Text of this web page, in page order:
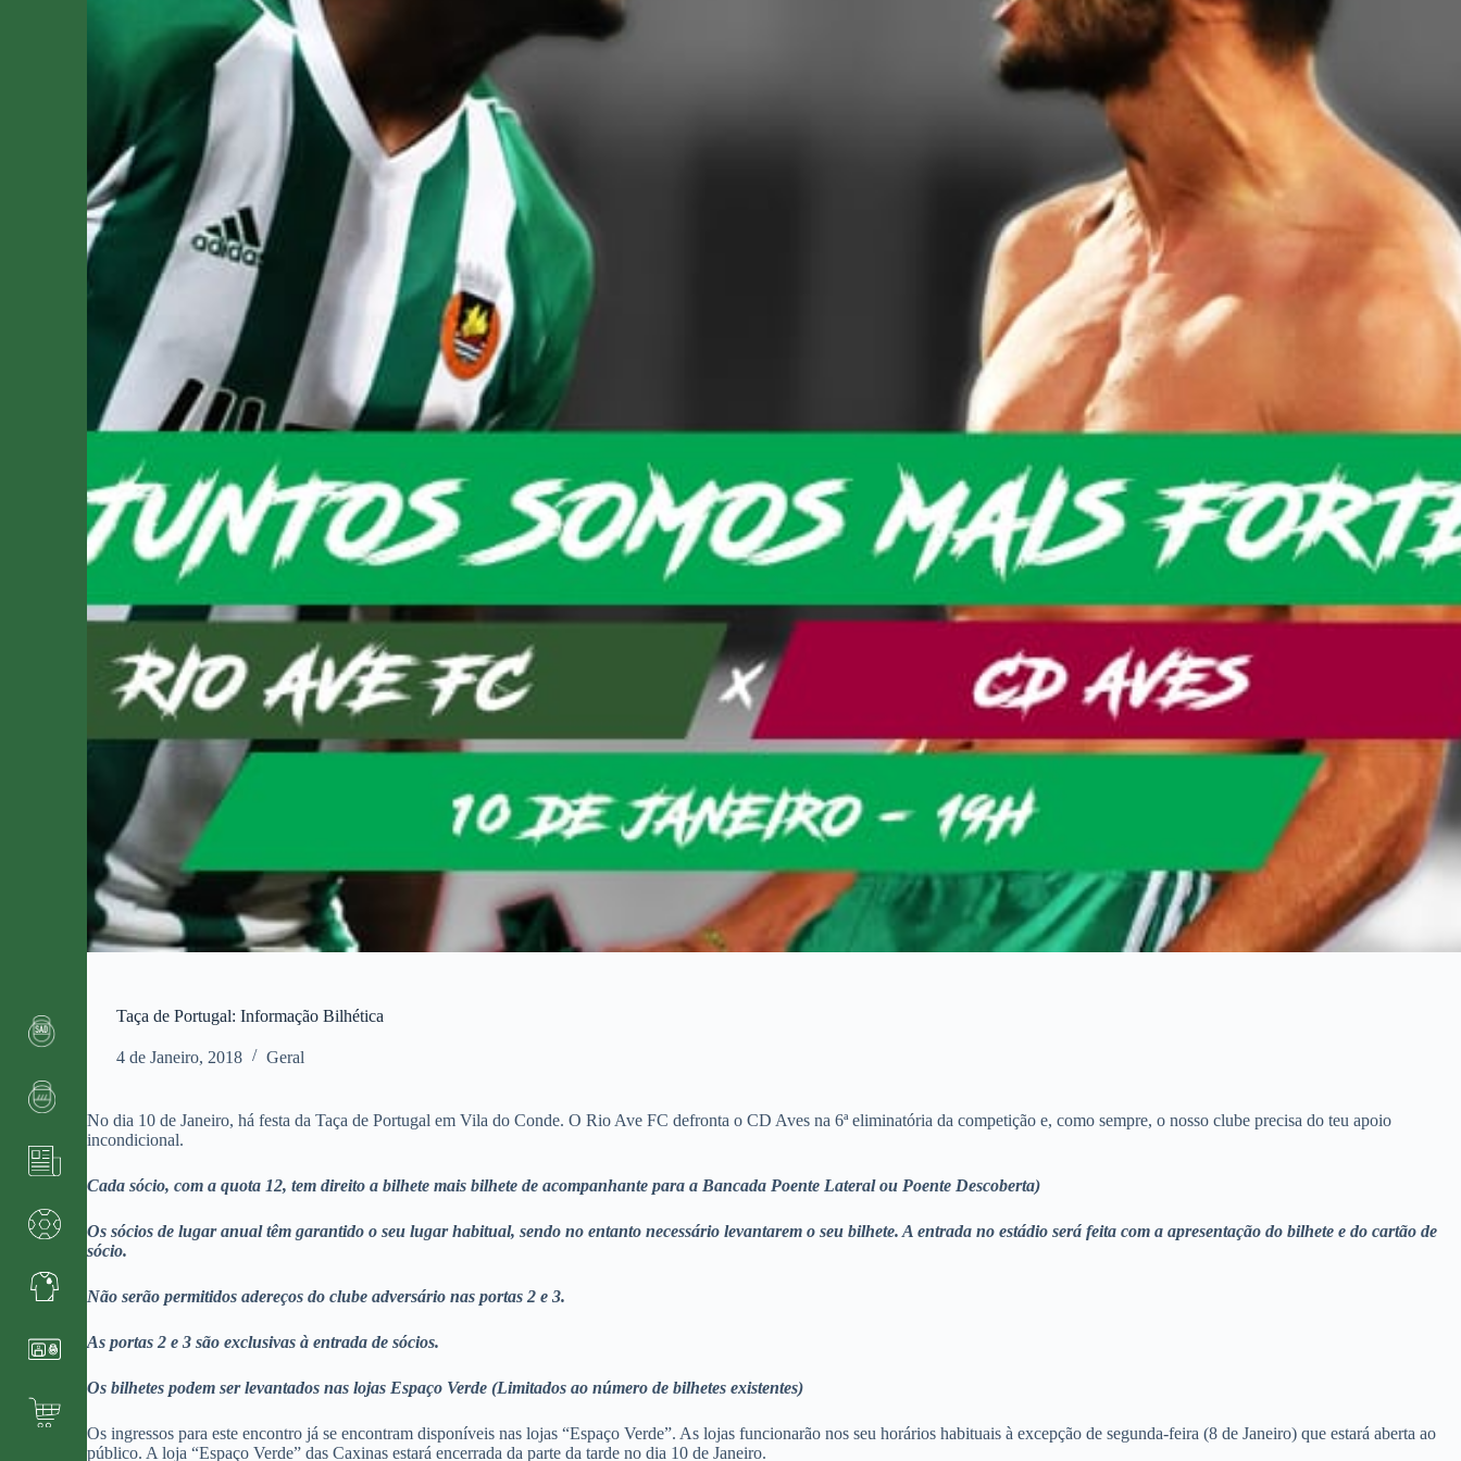
Taça de Portugal: Informação Bilhética
4 de Janeiro, 2018 Geral
No dia 10 de Janeiro, há festa da Taça de Portugal em Vila do Conde. O Rio Ave FC defronta o CD Aves na 6ª eliminatória da competição e, como sempre, o nosso clube precisa do teu apoio
incondicional.
Cada sócio, com a quota 12, tem direito a bilhete mais bilhete de acompanhante para a Bancada Poente Lateral ou Poente Descoberta)
Os sócios de lugar anual têm garantido o seu lugar habitual, sendo no entanto necessário levantarem o seu bilhete. A entrada no estádio será feita com a apresentação do bilhete e do cartão de
sócio.
Não serão permitidos adereços do clube adversário nas portas 2 e 3.
As portas 2 e 3 são exclusivas à entrada de sócios.
Os bilhetes podem ser levantados nas lojas Espaço Verde (Limitados ao número de bilhetes existentes)
Os ingressos para este encontro já se encontram disponíveis nas lojas “Espaço Verde”. As lojas funcionarão nos seu horários habituais à excepção de segunda-feira (8 de Janeiro) que estará aberta ao
público. A loja “Espaço Verde” das Caxinas estará encerrada da parte da tarde no dia 10 de Janeiro.